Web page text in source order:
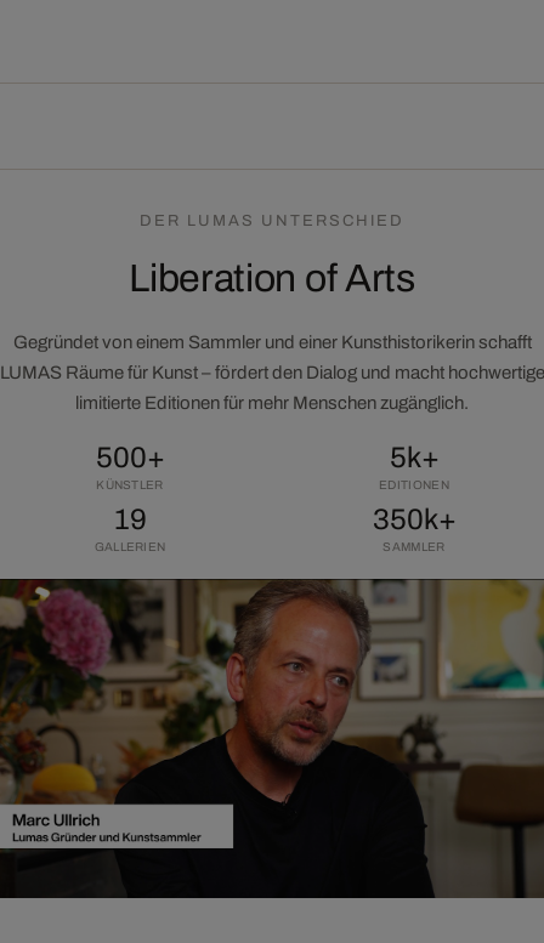
DER LUMAS UNTERSCHIED
Liberation of Arts
Gegründet von einem Sammler und einer Kunsthistorikerin schafft
LUMAS Räume für Kunst – fördert den Dialog und macht hochwertige
limitierte Editionen für mehr Menschen zugänglich.
500+
KÜNSTLER
5k+
EDITIONEN
19
GALLERIEN
350k+
SAMMLER